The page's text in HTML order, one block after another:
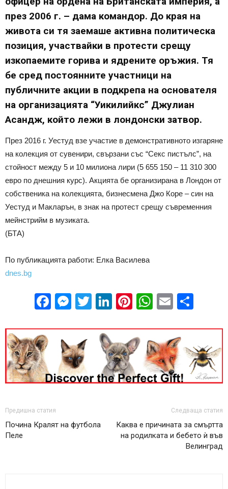
през 2006 г. – дама командор. До края на
живота си тя заемаше активна политическа
позиция, участвайки в протести срещу
изкопаемите горива и ядрените оръжия. Тя
бе сред постоянните участници на
публичните акции в подкрепа на основателя
на организацията “Уикилийкс” Джулиан
Асандж, който лежи в лондонски затвор.
През 2016 г. Уестуд взе участие в демонстративното изгаряне
на колекция от сувенири, свързани със “Секс пистълс”, на
стойност между 5 и 10 милиона лири (5 655 150 – 11 310 300
евро по днешния курс). Акцията бе организирана в Лондон от
собственика на колекцията, бизнесмена Джо Коре – син на
Уестуд и Макларън, в знак на протест срещу съвременния
мейнстрийм в музиката.
(БТА)
По публикацията работи: Елка Василева
dnes.bg
Facebook
Messenger
Twitter
LinkedIn
Pinterest
WhatsApp
Email
Предишна статия
Почина Кралят на футбола
Пеле
Следваща статия
Каква е причината за смъртта
на родилката и бебето ѝ във
Велинград